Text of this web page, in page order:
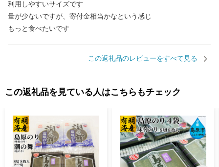
利用しやすいサイズです
量が少ないですが、寄付金相当かなという感じ
もっと食べたいです
この返礼品のレビューをすべて見る
この返礼品を見ている人はこちらもチェック